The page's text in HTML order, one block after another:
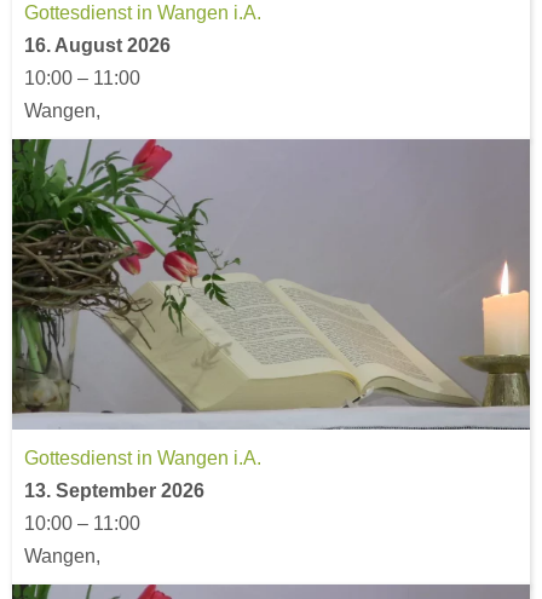
Gottesdienst in Wangen i.A.
16. August 2026
10:00 – 11:00
Wangen,
Gottesdienst in Wangen i.A.
13. September 2026
10:00 – 11:00
Wangen,